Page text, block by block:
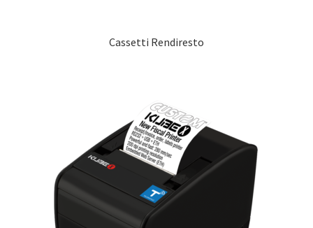
Cassetti Rendiresto